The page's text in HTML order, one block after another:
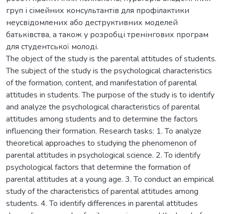
груп і сімейних консультантів для профілактики
неусвідомлених або деструктивних моделей
батьківства, а також у розробці тренінгових програм
для студентської молоді.
The object of the study is the parental attitudes of students.
The subject of the study is the psychological characteristics
of the formation, content, and manifestation of parental
attitudes in students. The purpose of the study is to identify
and analyze the psychological characteristics of parental
attitudes among students and to determine the factors
influencing their formation. Research tasks: 1. To analyze
theoretical approaches to studying the phenomenon of
parental attitudes in psychological science. 2. To identify
psychological factors that determine the formation of
parental attitudes at a young age. 3. To conduct an empirical
study of the characteristics of parental attitudes among
students. 4. To identify differences in parental attitudes